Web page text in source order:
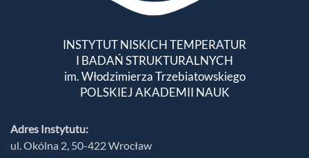
INSTYTUT NISKICH TEMPERATUR
I BADAŃ STRUKTURALNYCH
im. Włodzimierza Trzebiatowskiego
POLSKIEJ AKADEMII NAUK
Adres Instytutu:
ul. Okólna 2, 50-422 Wrocław